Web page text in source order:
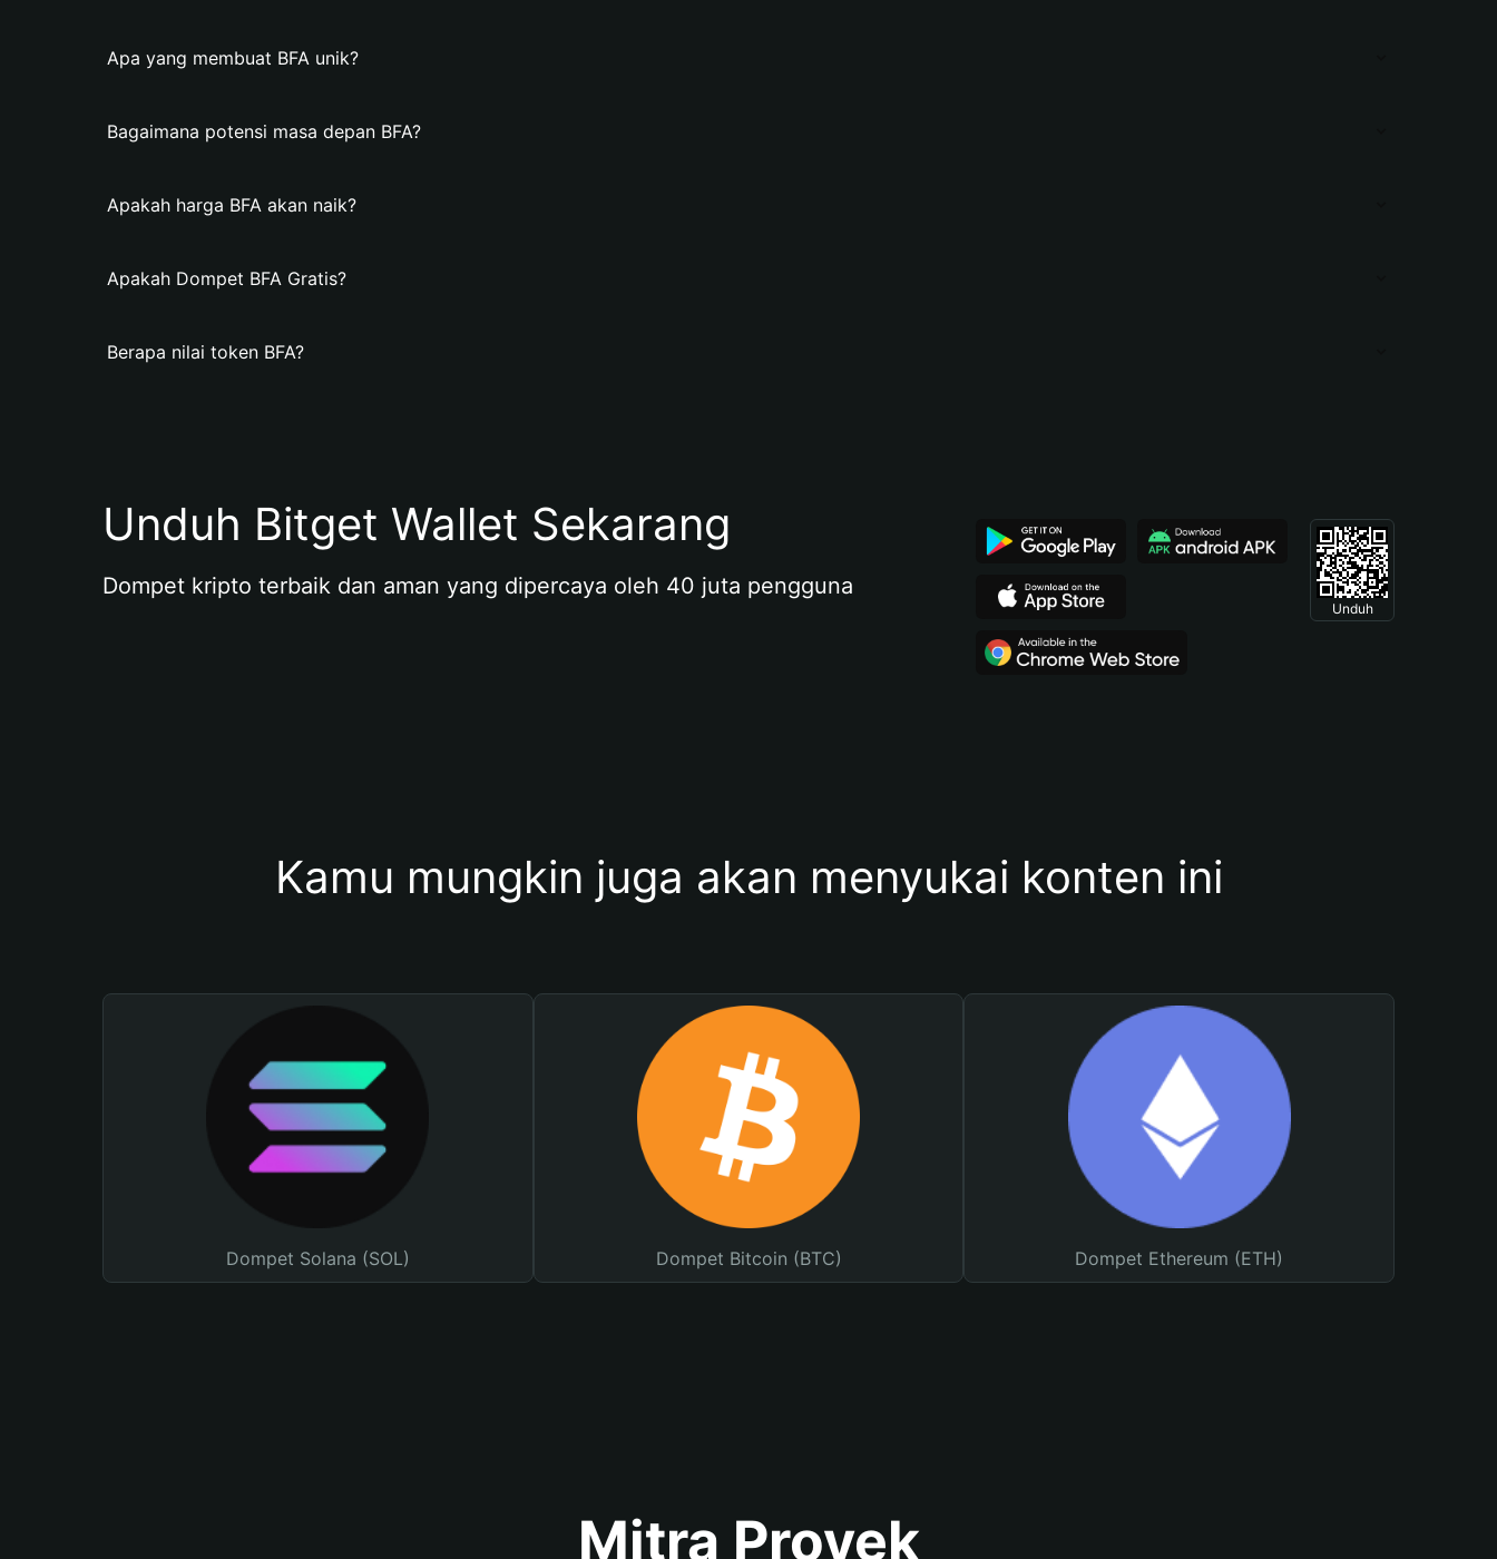
Apa yang membuat BFA unik?
Bagaimana potensi masa depan BFA?
Apakah harga BFA akan naik?
Apakah Dompet BFA Gratis?
Berapa nilai token BFA?
Unduh Bitget Wallet Sekarang
Dompet kripto terbaik dan aman yang dipercaya oleh 40 juta pengguna
Unduh
Kamu mungkin juga akan menyukai konten ini
Dompet Solana (SOL) Dompet Bitcoin (BTC) Dompet Ethereum (ETH)
Mitra Proyek